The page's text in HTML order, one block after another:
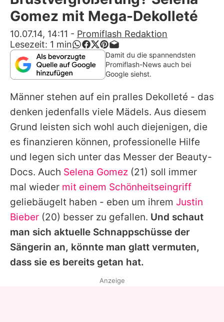
Alle Themen auf Promiflash
Jobs
App runterladen
Team
Redaktionelle Richtlinien
Impressum
Datenschutzerklärung
Nutzungsbedingungen
Utiq verwalten
Gomez mit Mega-Dekolleté
10.07.14, 14:11 - Promiflash Redaktion
Lesezeit: 1 min
Damit du die spannendsten
Promiflash-News auch bei
Google siehst.
Männer stehen auf ein pralles Dekolleté - das
denken jedenfalls viele Mädels. Aus diesem
Grund leisten sich wohl auch diejenigen, die
es finanzieren können, professionelle Hilfe
und legen sich unter das Messer der Beauty-
Docs. Auch Selena Gomez (21) soll immer
mal wieder mit einem Schönheitseingriff
geliebäugelt haben - eben um ihrem Justin
Bieber (20) besser zu gefallen. Und schaut
man sich aktuelle Schnappschüsse der
Sängerin an, könnte man glatt vermuten,
dass sie es bereits getan hat.
Anzeige